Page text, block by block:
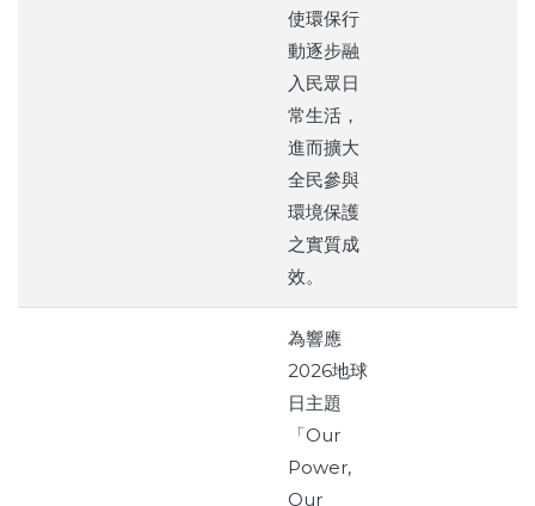
使環保行
動逐步融
入民眾日
常生活，
進而擴大
全民參與
環境保護
之實質成
效。
為響應
2026地球
日主題
「Our
Power,
Our